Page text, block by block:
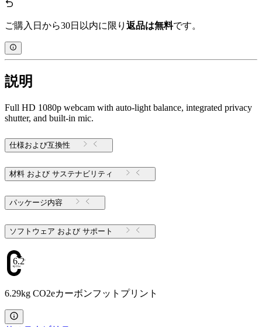
ご購入日から30日以内に限り 返品は無料です。
説明
Full HD 1080p webcam with auto-light balance, integrated privacy
shutter, and built-in mic.
仕様および互換性
材料 および サステナビリティ
パッケージ内容
ソフトウェア および サポート
6.29
6.29kg CO2eカーボンフットプリント